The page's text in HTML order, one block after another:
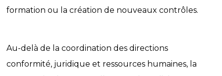
formation ou la création de nouveaux contrôles.
Au-delà de la coordination des directions
conformité, juridique et ressources humaines, la